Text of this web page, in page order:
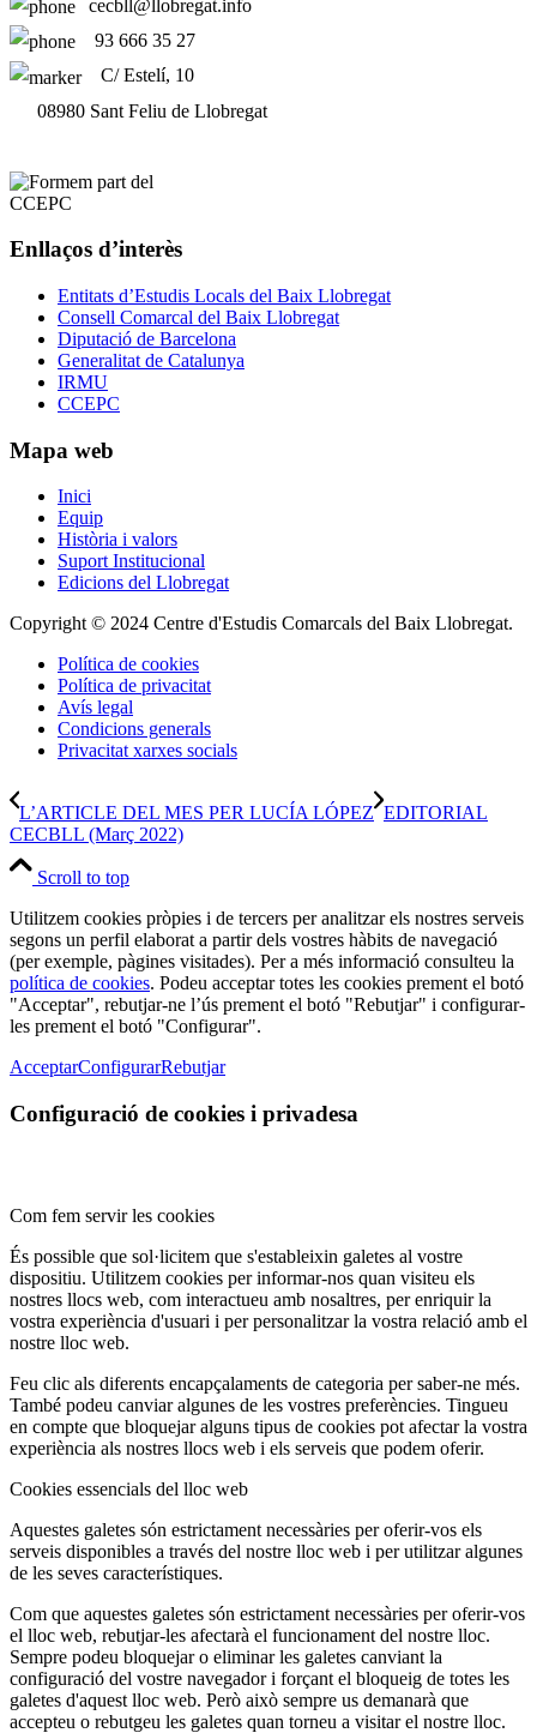
cecbll@llobregat.info
93 666 35 27
C/ Estelí, 10
08980 Sant Feliu de Llobregat
Enllaços d’interès
Entitats d’Estudis Locals del Baix Llobregat
Consell Comarcal del Baix Llobregat
Diputació de Barcelona
Generalitat de Catalunya
IRMU
CCEPC
Mapa web
Inici
Equip
Història i valors
Suport Institucional
Edicions del Llobregat
Copyright © 2024 Centre d'Estudis Comarcals del Baix Llobregat.
Política de cookies
Política de privacitat
Avís legal
Condicions generals
Privacitat xarxes socials
L’ARTICLE DEL MES PER LUCÍA LÓPEZ EDITORIAL
CECBLL (Març 2022)
Scroll to top
Utilitzem cookies pròpies i de tercers per analitzar els nostres serveis
segons un perfil elaborat a partir dels vostres hàbits de navegació
(per exemple, pàgines visitades). Per a més informació consulteu la
política de cookies. Podeu acceptar totes les cookies prement el botó
"Acceptar", rebutjar-ne l’ús prement el botó "Rebutjar" i configurar-
les prement el botó "Configurar".
AcceptarConfigurarRebutjar
Configuració de cookies i privadesa
Com fem servir les cookies
És possible que sol·licitem que s'estableixin galetes al vostre
dispositiu. Utilitzem cookies per informar-nos quan visiteu els
nostres llocs web, com interactueu amb nosaltres, per enriquir la
vostra experiència d'usuari i per personalitzar la vostra relació amb el
nostre lloc web.
Feu clic als diferents encapçalaments de categoria per saber-ne més.
També podeu canviar algunes de les vostres preferències. Tingueu
en compte que bloquejar alguns tipus de cookies pot afectar la vostra
experiència als nostres llocs web i els serveis que podem oferir.
Cookies essencials del lloc web
Aquestes galetes són estrictament necessàries per oferir-vos els
serveis disponibles a través del nostre lloc web i per utilitzar algunes
de les seves característiques.
Com que aquestes galetes són estrictament necessàries per oferir-vos
el lloc web, rebutjar-les afectarà el funcionament del nostre lloc.
Sempre podeu bloquejar o eliminar les galetes canviant la
configuració del vostre navegador i forçant el bloqueig de totes les
galetes d'aquest lloc web. Però això sempre us demanarà que
accepteu o rebutgeu les galetes quan torneu a visitar el nostre lloc.